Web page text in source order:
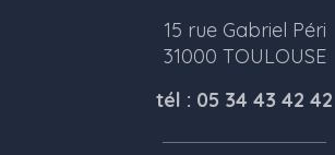
15 rue Gabriel Péri
31000 TOULOUSE
tél : 05 34 43 42 42